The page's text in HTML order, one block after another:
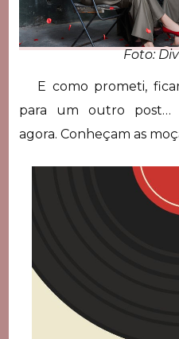
Foto:
E como prometi,
para um outro post…
agora. Conheçam as